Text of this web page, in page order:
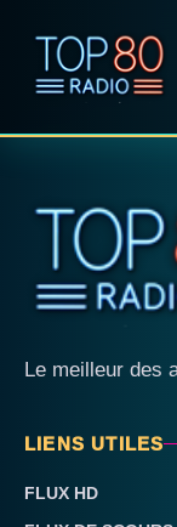
Le meilleur des
LIENS UTILES
FLUX HD